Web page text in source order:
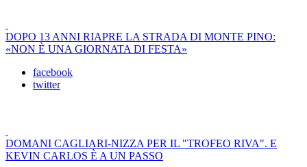
DOPO 13 ANNI RIAPRE LA STRADA DI MONTE PINO:
«NON È UNA GIORNATA DI FESTA»
facebook
twitter
DOMANI CAGLIARI-NIZZA PER IL "TROFEO RIVA". E
KEVIN CARLOS È A UN PASSO